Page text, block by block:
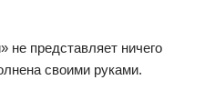
представляет ничего
своими руками.